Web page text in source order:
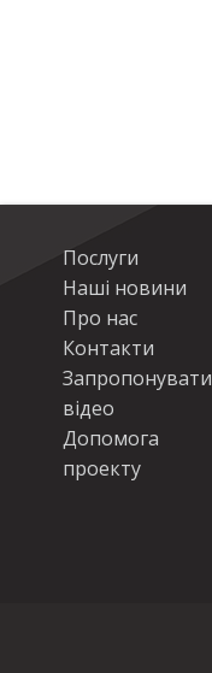
Послуги
Наші новини
Про нас
Контакти
Запропонувати
відео
Допомога
проекту